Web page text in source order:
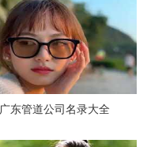
广东管道公司名录大全